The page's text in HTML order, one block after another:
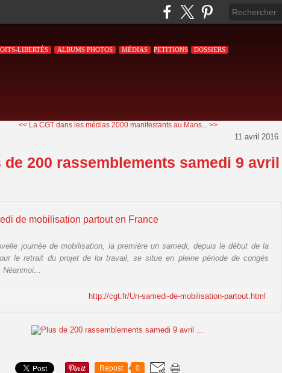
LIBERTÉS ALBUMS PHOTOS MÉDIAS PETITIONS DOSSIERS
<< La CGT dans les médias 2000 manifestants au Mans... >>
11 avril 2016
de 200 rassemblements samedi 9 avril
de mobilisation partout en France
journée de mobilisation, la première un samedi, depuis le début de la
le retrait du projet de loi travail, se situe en pleine période de congés
http://cgt.fr/Un-samedi-de-mobilisation-partout.html
Repost 0